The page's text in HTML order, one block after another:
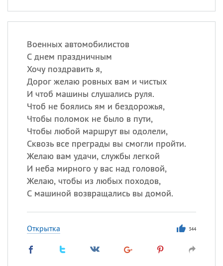
Военных автомобилистов
С днем праздничным
Хочу поздравить я,
Дорог желаю ровных вам и чистых
И чтоб машины слушались руля.
Чтоб не боялись ям и бездорожья,
Чтобы поломок не было в пути,
Чтобы любой маршрут вы одолели,
Сквозь все преграды вы смогли пройти.
Желаю вам удачи, службы легкой
И неба мирного у вас над головой,
Желаю, чтобы из любых походов,
С машиной возвращались вы домой.
Открытка 344